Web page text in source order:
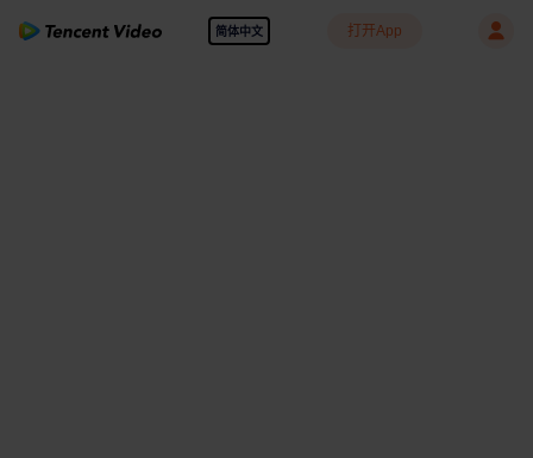
简体中文 打开App